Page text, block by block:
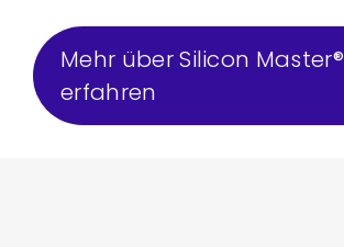
Mehr über Silicon Master®
erfahren